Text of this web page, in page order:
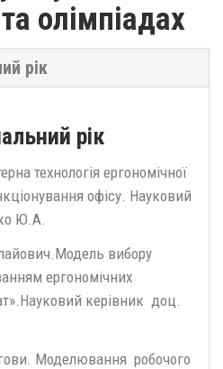
олімпіадах
рік
рік
технологія ергономічної
офісу. Науковий
Ю.А.
вибору
ергономічних
керівник доц.
Моделювання робочого